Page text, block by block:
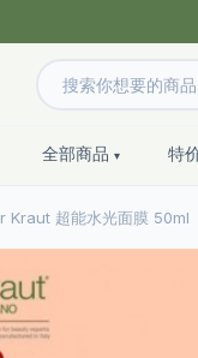
全部商品 特
Kraut 超能水光面膜 50ml